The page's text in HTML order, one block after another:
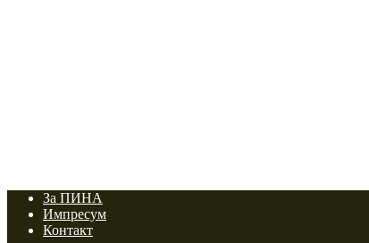
За ПИНА
Импресум
Контакт